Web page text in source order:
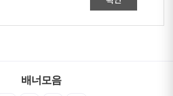
배너모음